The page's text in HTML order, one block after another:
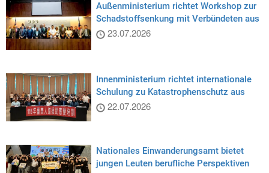
Außenministerium richtet Workshop zur
Schadstoffsenkung mit Verbündeten aus
23.07.2026
Innenministerium richtet internationale
Schulung zu Katastrophenschutz aus
22.07.2026
Nationales Einwanderungsamt bietet
jungen Leuten berufliche Perspektiven